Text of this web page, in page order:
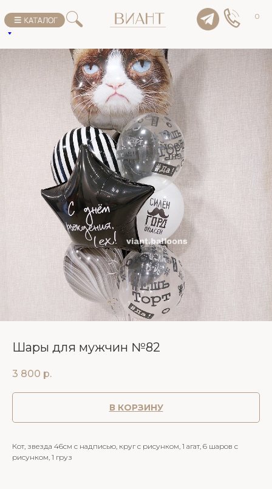
0
Шары для мужчин №82
3 800 р.
В КОРЗИНУ
Кот, звезда 46см с надписью, круг с рисунком, 1 агат, 6 шаров с
рисунком, 1 груз